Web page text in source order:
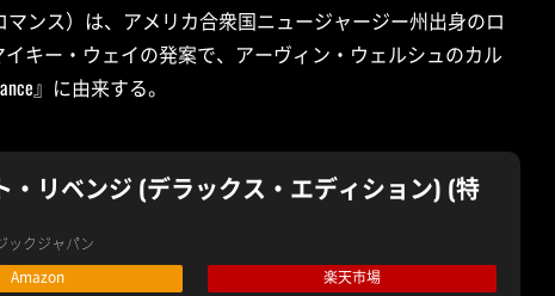
マンス）は、アメリカ合衆国ニュージャージー州出身のロ
キー・ウェイの発案で、アーヴィン・ウェルシュのカル
』に由来する。
・リベンジ (デラックス・エディション) (特
ックジャパン
Amazon 楽天市場